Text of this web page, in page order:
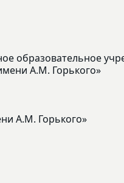
образовательное
А.М. Горького»
А.М. Горького»